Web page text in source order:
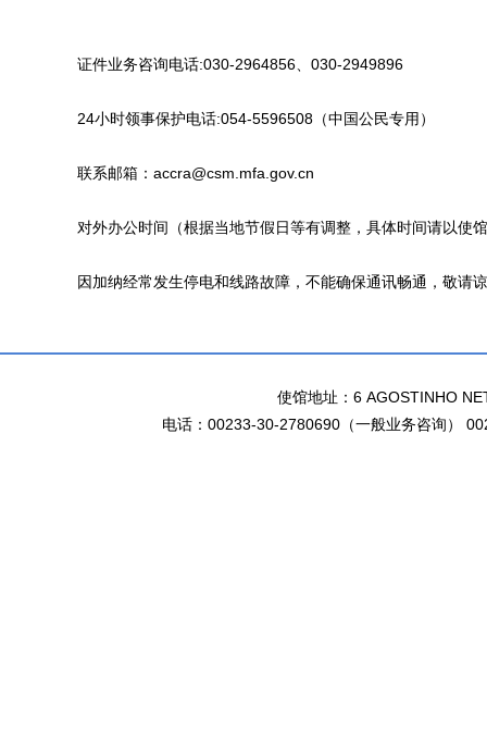
证件业务咨询电话:030-2964856、030-2949896
24小时领事保护电话:054-5596508（中国公民专用）
联系邮箱：accra@csm.mfa.gov.cn
对外办公时间（根据当地节假日等有调整，具体时间请以使
因加纳经常发生停电和线路故障，不能确保通讯畅通，敬请
使馆地址：6 AGOSTINHO
电话：00233-30-2780690（一般业务咨询）